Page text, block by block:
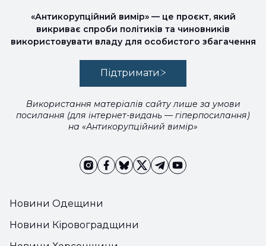
Новини Одещини
Новини Кіровоградщини
«Антикорупційний вимір» — це проєкт, який
викриває спроби політиків та чиновників
використовувати владу для особистого збагачення
Підтримати
Використання матеріалів сайту лише за умови
посилання (для інтернет-видань — гіперпосилання)
на «Антикорупційний вимір»